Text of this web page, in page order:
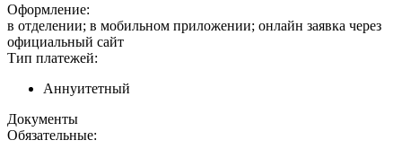
Оформление:
в отделении; в мобильном приложении; онлайн заявка через
официальный сайт
Тип платежей:
Аннуитетный
Документы
Обязательные: